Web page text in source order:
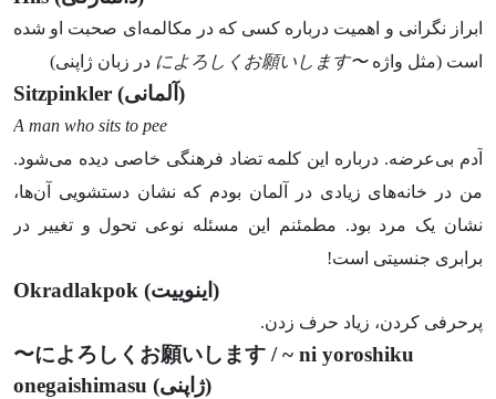
ابراز نگرانی و اهمیت درباره کسی که در مکالمه‌ای صحبت او شده
است (مثل واژه〜によろしくお願いします در زبان ژاپنی)
Sitzpinkler (آلمانی)
A man who sits to pee
آدم بی‌عرضه. درباره این کلمه تضاد فرهنگی خاصی دیده می‌شود.
من در خانه‌های زیادی در آلمان بودم که نشان دستشویی آن‌ها،
نشان یک مرد بود. مطمئنم این مسئله نوعی تحول و تغییر در
برابری جنسیتی است!
Okradlakpok (اینوییت)
پرحرفی کردن، زیاد حرف زدن.
〜によろしくお願いします / ~ ni yoroshiku
onegaishimasu
(ژاپنی)